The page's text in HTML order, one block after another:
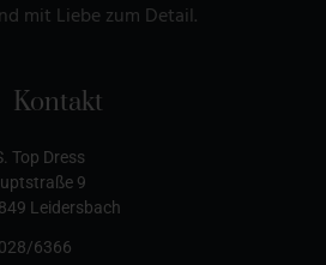
mit Liebe zum Detail.
Kontakt
Top Dress
9
Leidersbach
6366